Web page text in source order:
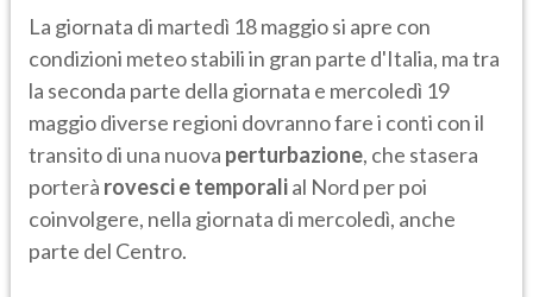
La giornata di martedì 18 maggio si apre con
condizioni meteo stabili in gran parte d'Italia, ma tra
la seconda parte della giornata e mercoledì 19
maggio diverse regioni dovranno fare i conti con il
transito di una nuova perturbazione, che stasera
porterà rovesci e temporalial Nord per poi
coinvolgere, nella giornata di mercoledì, anche
parte del Centro.